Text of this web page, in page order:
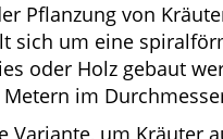
Pflanzung von
sich um eine
oder Holz gebaut
im
um Kräuter